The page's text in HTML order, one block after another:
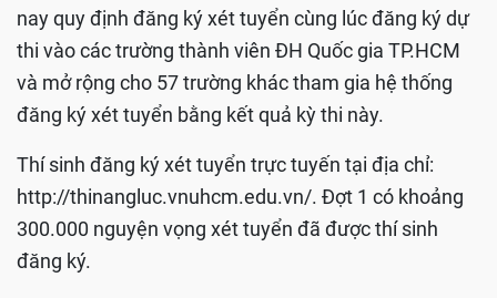
nay quy định đăng ký xét tuyển cùng lúc đăng ký dự
thi vào các trường thành viên ĐH Quốc gia TP.HCM
và mở rộng cho 57 trường khác tham gia hệ thống
đăng ký xét tuyển bằng kết quả kỳ thi này.
Thí sinh đăng ký xét tuyển trực tuyến tại địa chỉ:
http://thinangluc.vnuhcm.edu.vn/. Đợt 1 có khoảng
300.000 nguyện vọng xét tuyển đã được thí sinh
đăng ký.